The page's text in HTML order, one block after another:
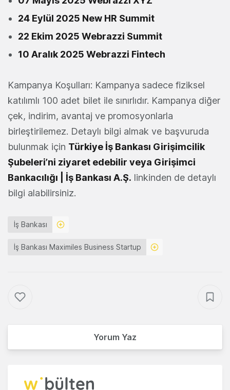
24 Eylül 2025 New HR Summit
22 Ekim 2025 Webrazzi Summit
10 Aralık 2025 Webrazzi Fintech
Kampanya Koşulları: Kampanya sadece fiziksel
katılımlı 100 adet bilet ile sınırlıdır. Kampanya diğer
çek, indirim, avantaj ve promosyonlarla
birleştirilemez. Detaylı bilgi almak ve başvuruda
bulunmak için Türkiye İş Bankası Girişimcilik
Şubeleri’ni ziyaret edebilir veya Girişimci
Bankacılığı | İş Bankası A.Ş. linkinden de detaylı
bilgi alabilirsiniz.
İş Bankası
İş Bankası Maximiles Business Startup
Yorum Yaz